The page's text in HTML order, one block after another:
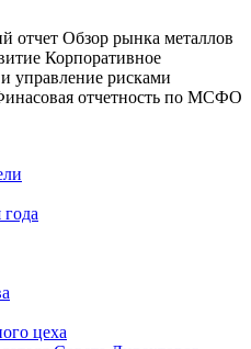
отчет Обзор рынка металлов
Корпоративное
управление рисками
отчетность по МСФО
цеха